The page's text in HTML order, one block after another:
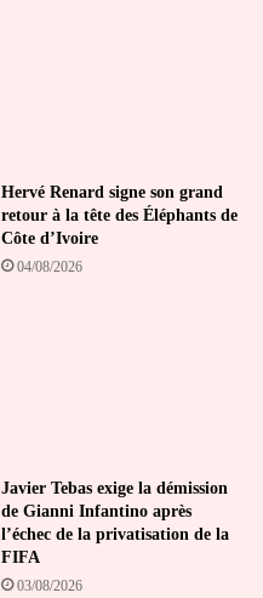
Hervé Renard signe son grand
retour à la tête des Éléphants de
Côte d’Ivoire
04/08/2026
Javier Tebas exige la démission
de Gianni Infantino après
l’échec de la privatisation de la
FIFA
03/08/2026